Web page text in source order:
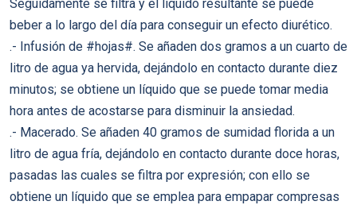
Seguidamente se filtra y el líquido resultante se puede
beber a lo largo del día para conseguir un efecto diurético.
.- Infusión de #hojas#. Se añaden dos gramos a un cuarto de
litro de agua ya hervida, dejándolo en contacto durante diez
minutos; se obtiene un líquido que se puede tomar media
hora antes de acostarse para disminuir la ansiedad.
.- Macerado. Se añaden 40 gramos de sumidad florida a un
litro de agua fría, dejándolo en contacto durante doce horas,
pasadas las cuales se filtra por expresión; con ello se
obtiene un líquido que se emplea para empapar compresas